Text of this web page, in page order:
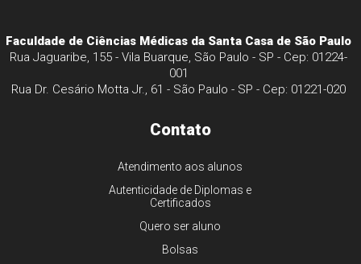
Faculdade de Ciências Médicas da Santa Casa de São Paulo
Rua Jaguaribe, 155 - Vila Buarque, São Paulo - SP - Cep: 01224-
001
Rua Dr. Cesário Motta Jr., 61 - São Paulo - SP - Cep: 01221-020
Contato
Atendimento aos alunos
Autenticidade de Diplomas e
Certificados
Quero ser aluno
Bolsas